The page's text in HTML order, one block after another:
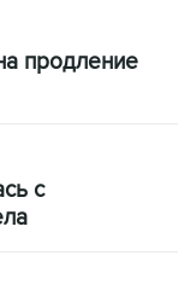
продление
с